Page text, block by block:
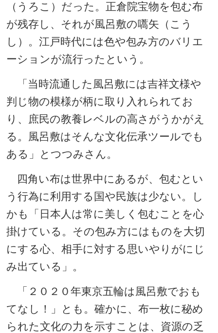
（うろこ）だった。正倉院宝物を包む布
が残存し、それが風呂敷の嚆矢（こう
し）。江戸時代には色や包み方のバリエ
ーションが流行ったという。
「当時流通した風呂敷には吉祥文様や
判じ物の模様が柄に取り入れられてお
り、庶民の教養レベルの高さがうかがえ
る。風呂敷はそんな文化伝承ツールでも
ある」とつつみさん。
四角い布は世界中にあるが、包むとい
う行為に利用する国や民族は少ない。し
かも「日本人は常に美しく包むことを心
掛けている。その包み方にはものを大切
にする心、相手に対する思いやりがにじ
み出ている」。
「２０２０年東京五輪は風呂敷でおも
てなし！」とも。確かに、布一枚に秘め
られた文化の力を示すことは、資源の乏